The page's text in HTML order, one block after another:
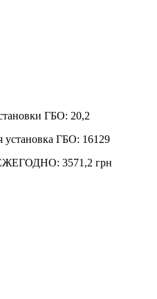
ГБО: 20,2
установка ГБО: 16129
3571,2 грн